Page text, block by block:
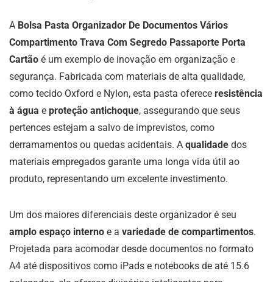
A Bolsa Pasta Organizador De Documentos Vários
Compartimento Trava Com Segredo Passaporte Porta
Cartão é um exemplo de inovação em organização e
segurança. Fabricada com materiais de alta qualidade,
como tecido Oxford e Nylon, esta pasta oferece resistência
à água e proteção antichoque, assegurando que seus
pertences estejam a salvo de imprevistos, como
derramamentos ou quedas acidentais. A qualidade dos
materiais empregados garante uma longa vida útil ao
produto, representando um excelente investimento.
Um dos maiores diferenciais deste organizador é seu
amplo espaço interno e a variedade de compartimentos.
Projetada para acomodar desde documentos no formato
A4 até dispositivos como iPads e notebooks de até 15.6